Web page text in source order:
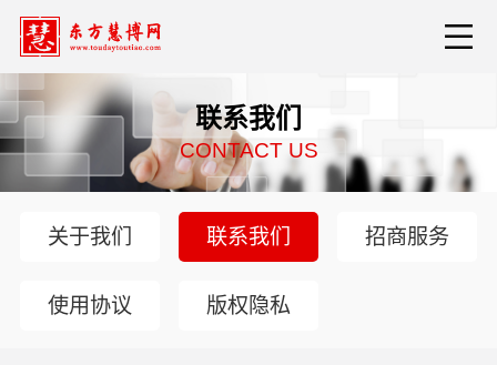
联系我们
CONTACT US
关于我们 联系我们 招商服务
使用协议 版权隐私